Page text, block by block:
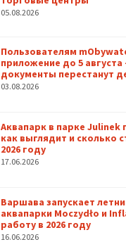
05.08.2026
Пользователям
приложение до 5 августа
документы перестанут
03.08.2026
Аквапарк в парке
как выглядит и сколько
2026 году
17.06.2026
Варшава запускает
аквапарки Moczydło и
работу в 2026 году
16.06.2026